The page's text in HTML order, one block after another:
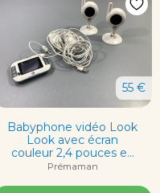
55 €
Babyphone vidéo Look
Look avec écran
couleur 2,4 pouces e...
Prémaman